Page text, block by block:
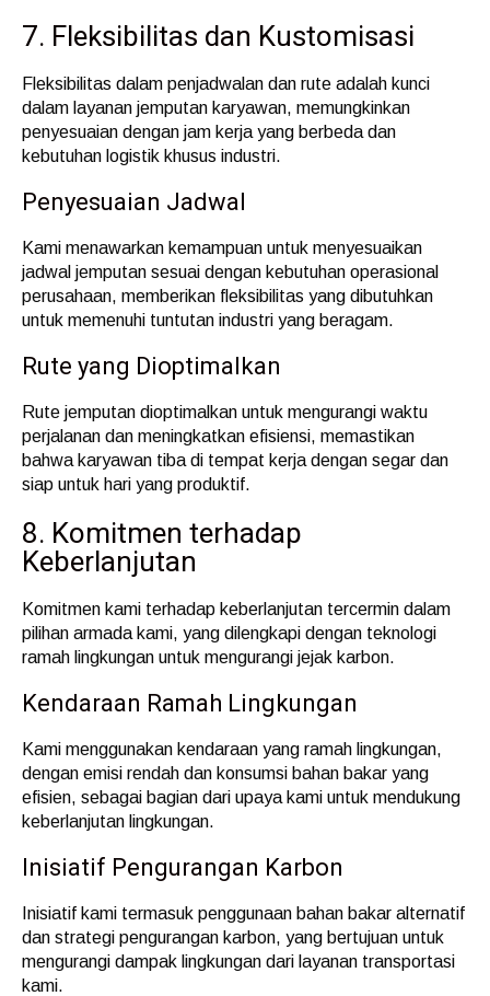
7. Fleksibilitas dan Kustomisasi
Fleksibilitas dalam penjadwalan dan rute adalah kunci
dalam layanan jemputan karyawan, memungkinkan
penyesuaian dengan jam kerja yang berbeda dan
kebutuhan logistik khusus industri.
Penyesuaian Jadwal
Kami menawarkan kemampuan untuk menyesuaikan
jadwal jemputan sesuai dengan kebutuhan operasional
perusahaan, memberikan fleksibilitas yang dibutuhkan
untuk memenuhi tuntutan industri yang beragam.
Rute yang Dioptimalkan
Rute jemputan dioptimalkan untuk mengurangi waktu
perjalanan dan meningkatkan efisiensi, memastikan
bahwa karyawan tiba di tempat kerja dengan segar dan
siap untuk hari yang produktif.
8. Komitmen terhadap
Keberlanjutan
Komitmen kami terhadap keberlanjutan tercermin dalam
pilihan armada kami, yang dilengkapi dengan teknologi
ramah lingkungan untuk mengurangi jejak karbon.
Kendaraan Ramah Lingkungan
Kami menggunakan kendaraan yang ramah lingkungan,
dengan emisi rendah dan konsumsi bahan bakar yang
efisien, sebagai bagian dari upaya kami untuk mendukung
keberlanjutan lingkungan.
Inisiatif Pengurangan Karbon
Inisiatif kami termasuk penggunaan bahan bakar alternatif
dan strategi pengurangan karbon, yang bertujuan untuk
mengurangi dampak lingkungan dari layanan transportasi
kami.